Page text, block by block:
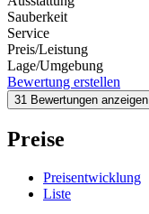
Sauberkeit
Service
Preis/Leistung
Lage/Umgebung
Bewertung erstellen
31 Bewertungen anzeigen
Preise
Preisentwicklung
Liste